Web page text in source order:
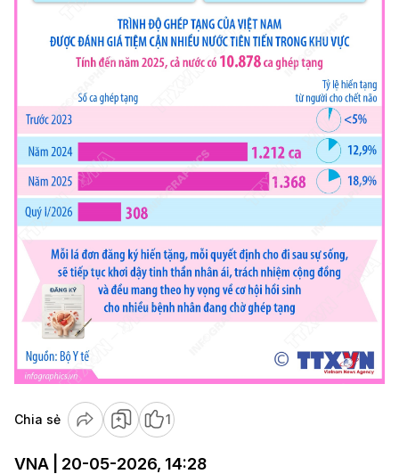
Chia sẻ 1
VNA | 20-05-2026, 14:28